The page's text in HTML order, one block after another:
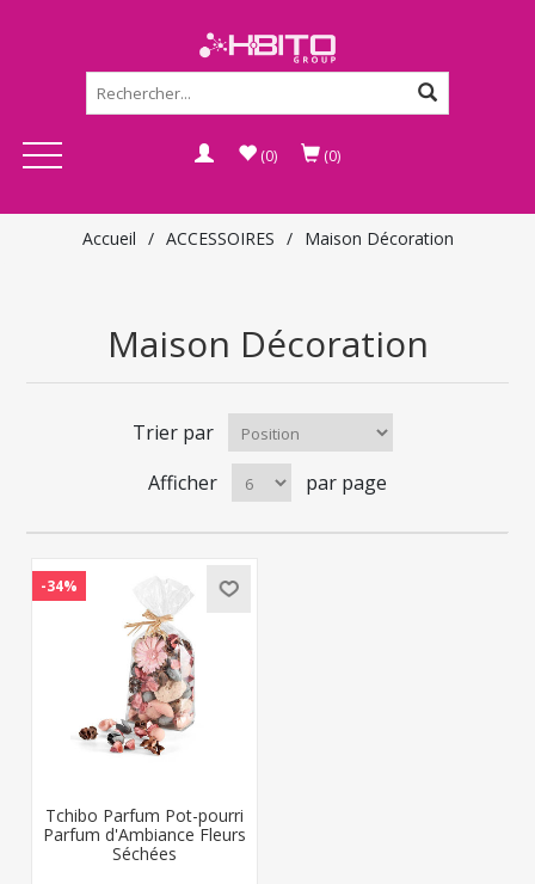
(0) (0)
Accueil / ACCESSOIRES / Maison Décoration
Maison Décoration
Trier par
Afficher
par page
-34%
Tchibo Parfum Pot-pourri
Parfum d'Ambiance Fleurs
Séchées